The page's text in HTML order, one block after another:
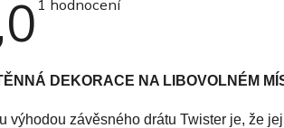
z
5
1 hodnocení
DEKORACE NA LIBOVOLNÉM
výhodou závěsného drátu Twister je, že